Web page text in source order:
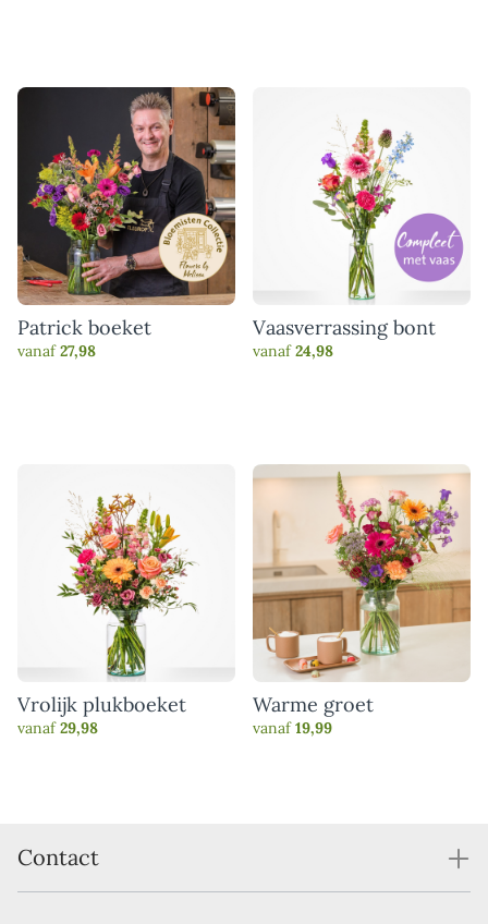
Patrick boeket
vanaf27,98
Vaasverrassing bont
vanaf24,98
Vrolijk plukboeket
vanaf29,98
Warme groet
vanaf19,99
Contact